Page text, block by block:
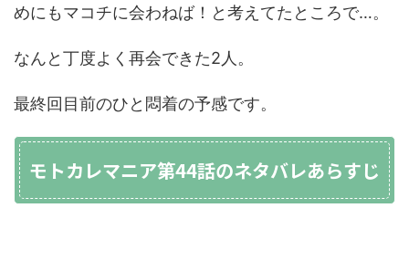
めにもマコチに会わねば！と考えてたところで…。
なんと丁度よく再会できた2人。
最終回目前のひと悶着の予感です。
モトカレマニア第44話のネタバレあらすじ